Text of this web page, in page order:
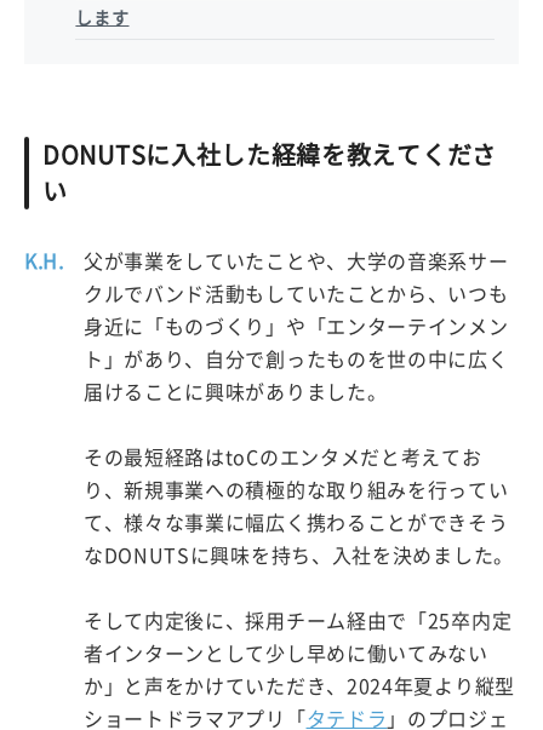
します
DONUTSに入社した経緯を教えてくださ
い
K.H.
父が事業をしていたことや、大学の音楽系サー
クルでバンド活動もしていたことから、いつも
身近に「ものづくり」や「エンターテインメン
ト」があり、自分で創ったものを世の中に広く
届けることに興味がありました。
その最短経路はtoCのエンタメだと考えてお
り、新規事業への積極的な取り組みを行ってい
て、様々な事業に幅広く携わることができそう
なDONUTSに興味を持ち、入社を決めました。
そして内定後に、採用チーム経由で「25卒内定
者インターンとして少し早めに働いてみない
か」と声をかけていただき、2024年夏より縦型
ショートドラマアプリ「 タテドラ 」のプロジェ